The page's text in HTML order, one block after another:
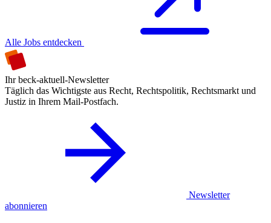
Alle Jobs entdecken
Ihr beck-aktuell-Newsletter
Täglich das Wichtigste aus Recht, Rechtspolitik, Rechtsmarkt und
Justiz in Ihrem Mail-Postfach.
Newsletter
abonnieren